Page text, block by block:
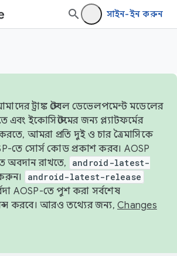
সাইন-ইন করুন
ট্রাঙ্ক স্টেবল ডেভেলপমেন্ট মডেলের
এবং ইকোসিস্টেমের জন্য প্ল্যাটফর্মের
করতে, আমরা প্রতি দুই ও চার ত্রৈমাসিকে
তে সোর্স কোড প্রকাশ করব। AOSP
অবদান রাখতে,
android-latest-
android-latest-release
AOSP-তে পুশ করা সর্বশেষ
করবে। আরও তথ্যের জন্য, Changes